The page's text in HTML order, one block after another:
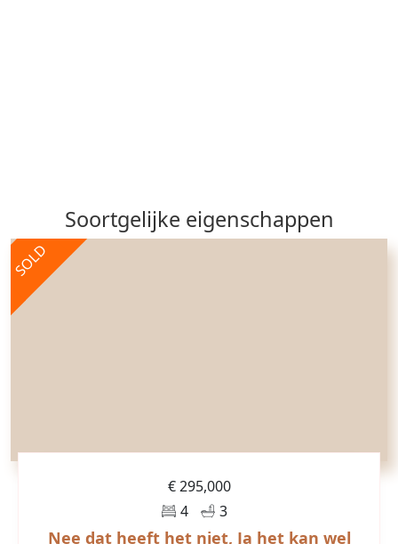
Soortgelijke eigenschappen
SOLD
€ 295,000
4
3
Nee dat heeft het niet, Ja het kan wel